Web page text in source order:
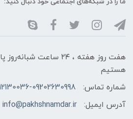
هفت روز هفته ، ۲۴ ساعت
هستیم
شماره تماس:
09202630998
آدرس ایمیل:
info@pakhshnamdar.ir